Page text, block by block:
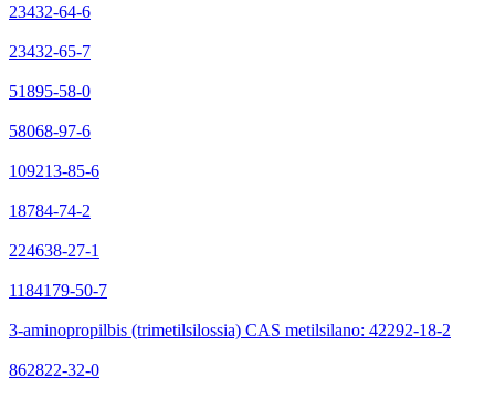
23432-64-6
23432-65-7
51895-58-0
58068-97-6
109213-85-6
18784-74-2
224638-27-1
1184179-50-7
3-aminopropilbis (trimetilsilossia) CAS metilsilano: 42292-18-2
862822-32-0